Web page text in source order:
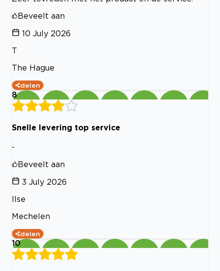
Beveelt aan
10 July 2026
T
The Hague
delen
8
Snelle levering top service
-
Beveelt aan
3 July 2026
Ilse
Mechelen
delen
10